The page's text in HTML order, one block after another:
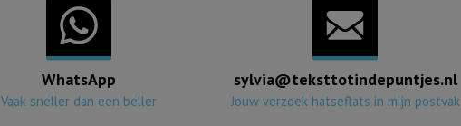
WhatsApp
Vaak sneller dan een beller
sylvia@teksttotindepuntjes.nl
Jouw verzoek hatseflats in mijn postvak